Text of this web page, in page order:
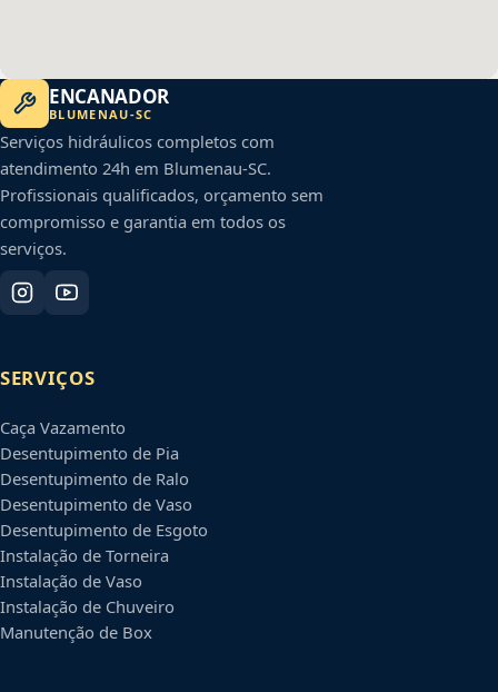
ENCANADOR
BLUMENAU-SC
Serviços hidráulicos completos com
atendimento 24h em Blumenau-SC.
Profissionais qualificados, orçamento sem
compromisso e garantia em todos os
serviços.
SERVIÇOS
Caça Vazamento
Desentupimento de Pia
Desentupimento de Ralo
Desentupimento de Vaso
Desentupimento de Esgoto
Instalação de Torneira
Instalação de Vaso
Instalação de Chuveiro
Manutenção de Box